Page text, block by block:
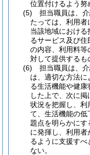
位置付けるよう努
(5)
担当職員は、
たっては、利用者
当該地域におけ
るサービス及び
の内容、利用料等
対して提供するも
(6)
担当職員は、
は、適切な方法
る生活機能や健
した上で、次に
状況を把握し、利
て、生活機能の低
題点を明らかに
に発揮し、利用者
るように支援す
ない。